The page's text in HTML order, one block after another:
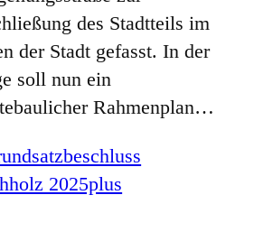
des Stadtteils im
der Stadt gefasst. In der
soll nun ein
Rahmenplan…